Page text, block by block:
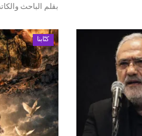
بقلم الباحث
كتّابنا